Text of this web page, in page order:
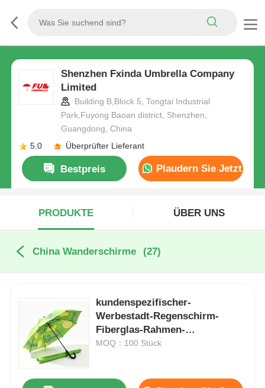
Shenzhen Fxinda Umbrella Company
Limited
Building B,Block 5, Tongtai Industrial
Park,Fuyong Baoan district, Shenzhen,
Guangdong, China
5.0
Überprüfter Lieferant
Bestpreis Plaudern Sie Jetzt
PRODUKTE ÜBER UNS
China Wanderschirme (27)
kundenspezifischer-
Werbestadt-Regenschirm-
Fiberglas-Rahmen-
automatischer-Werbe-
MOQ：100 Stück